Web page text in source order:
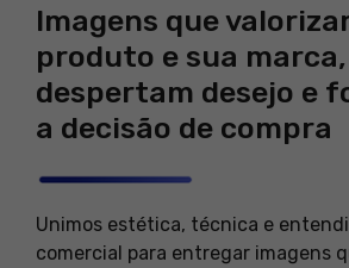
Imagens que
produto e sua marca,
despertam desejo e
a decisão de compra
Unimos estética, técnica e
comercial para entregar imagens